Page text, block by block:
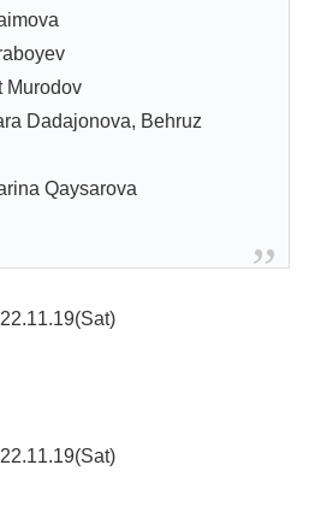
Murodov
Dadajonova, Behruz
Qaysarova